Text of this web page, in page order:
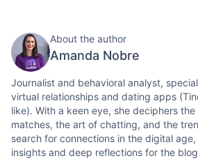
About the author
Amanda Nobre
Journalist and behavioral analyst,
virtual relationships and dating apps
like). With a keen eye, she deciphers
matches, the art of chatting, and the
search for connections in the digital
insights and deep reflections for the